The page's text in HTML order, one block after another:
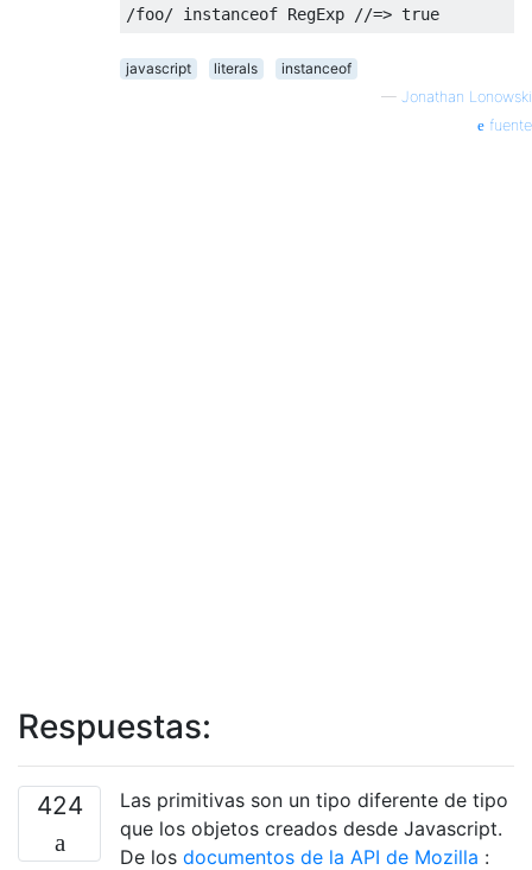
/foo/ instanceof RegExp //=> true
javascript literals
instanceof
— Jonathan Lonowski
fuente
Respuestas:
424
Las primitivas son un tipo diferente de tipo
que los objetos creados desde Javascript.
De los documentos de la API de Mozilla :